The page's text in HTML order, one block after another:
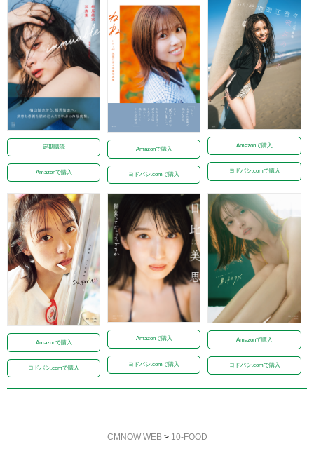
定期購読
Amazonで購入
Amazonで購入
ヨドバシ.comで購入
Amazonで購入
ヨドバシ.comで購入
Amazonで購入
ヨドバシ.comで購入
Amazonで購入
ヨドバシ.comで購入
Amazonで購入
ヨドバシ.comで購入
CMNOW WEB> 10-FOOD